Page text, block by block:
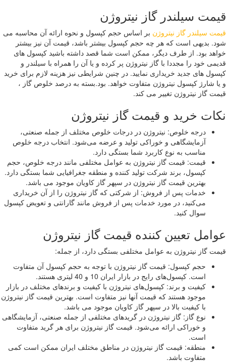
سیلندر گاز نیتروژن
سیلندر گاز نیتروژنبر اساس حجم کپسول و نحوه ارائه آن محاسبه می
بدیهی است که هر چه حجم کپسول بیشتر باشد، قیمت آن نیز بیشتر
بود. از طرف دیگر، ممکن است شما قصد داشته باشید کپسول های
خود را مجددا با گاز نیتروژن پر کرده و یا آن را همراه با سیلندر و
های جدید خریداری نمایید. در چنین شرایطی نیز هزینه لازم برای خرید
شارژ کپسول نیتروژن متفاوت خواهد. بود.بسته به درصد خلوص گاز ،
گاز نیتروژن تغییر می کند.
خرید و قیمت گاز نیتروژن
درجه خلوص: نیتروژن در درجات خلوص مختلف از جمله صنعتی،
آزمایشگاهی و خوراکی تولید و عرضه می‌شود. انتخاب درجه خلوص
مناسب به نوع کاربرد شما بستگی دارد.
قیمت: قیمت گاز نیتروژن به عوامل مختلفی مانند درجه خلوص، حجم
کپسول، برند شرکت تولید کننده و منطقه جغرافیایی شما بستگی دارد.
بهترین قیمت گاز نیتروژن در سپهر گاز کاویان موجود می باشد.
خدمات پس از فروش: از شرکتی که گاز نیتروژن را از آن خریداری
می‌کنید، در مورد خدمات پس از فروش مانند گارانتی و تعویض کپسول
سوال کنید.
تعیین کننده قیمت گاز نیتروژن
گاز نیتروژن به عوامل مختلفی بستگی دارد، از جمله:
حجم کپسول: قیمت گاز نیتروژن با توجه به حجم کپسول آن متفاوت
است. کپسول‌های رایج در بازار ایران 10 و 40 لیتری هستند.
کیفیت و برند: کپسول‌های نیتروژن با کیفیت و برندهای مختلف در بازار
موجود هستند که قیمت آنها نیز متفاوت است. بهترین قیمت گاز نیتروژن
با کیفیت بالا در سپهر گاز کاویان موجود می باشد.
نوع گاز: گاز نیتروژن در گریدهای مختلفی از جمله صنعتی، آزمایشگاهی
و خوراکی ارائه می‌شود. قیمت گاز نیتروژن برای هر گرید متفاوت
است.
منطقه: قیمت گاز نیتروژن در مناطق مختلف ایران ممکن است کمی
متفاوت باشد.